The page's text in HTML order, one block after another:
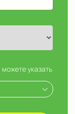
указать